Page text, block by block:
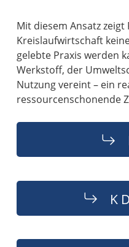
Mit diesem Ansatz
Kreislaufwirtschaft
gelebte Praxis werden
Werkstoff, der
Nutzung vereint – ein
ressourcenschonende
K